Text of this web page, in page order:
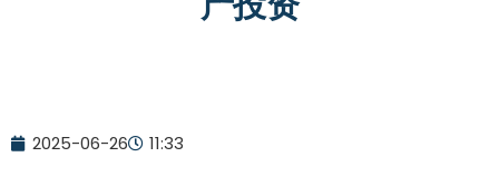
2025-06-26 11:33